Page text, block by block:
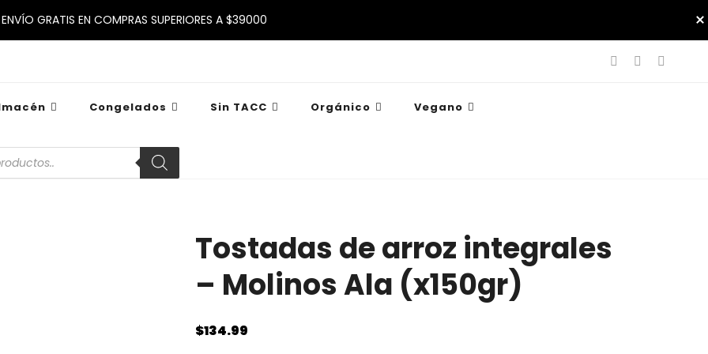
ENVÍO GRATIS EN COMPRAS SUPERIORES A $39000
Congelados Sin TACC Orgánico Vegano
Tostadas de arroz integrales
– Molinos Ala (x150gr)
$134.99